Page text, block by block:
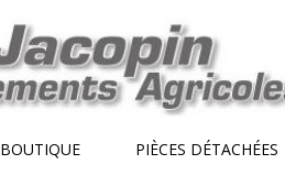
BOUTIQUE PIÈCES DÉTACHÉES